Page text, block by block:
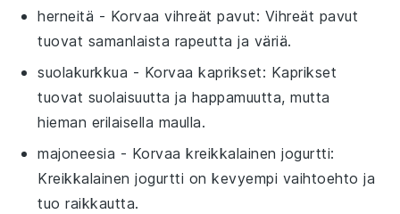
herneitä - Korvaavihreät pavut: Vihreät pavut
tuovat samanlaista rapeutta ja väriä.
suolakurkkua - Korvaakaprikset: Kaprikset
tuovat suolaisuutta ja happamuutta, mutta
hieman erilaisella maulla.
majoneesia - Korvaakreikkalainen jogurtti:
Kreikkalainen jogurtti on kevyempi vaihtoehto ja
tuo raikkautta.